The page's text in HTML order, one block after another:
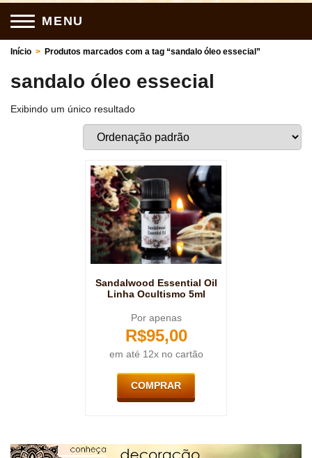
MENU
Início > Produtos marcados com a tag “sandalo óleo essecial”
sandalo óleo essecial
Exibindo um único resultado
Sandalwood Essential Oil
Linha Ocultismo 5ml
Por apenas
R$95,00
em até 12x no cartão
COMPRAR